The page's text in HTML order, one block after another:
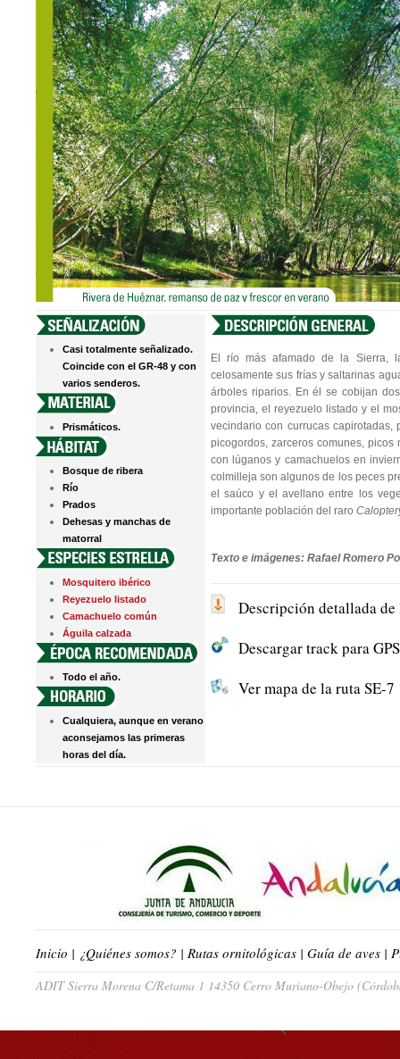
Casi totalmente señalizado.
Coincide con el GR-48 y con
varios senderos.
Prismáticos.
Bosque de ribera
Río
Prados
Dehesas y manchas de
matorral
Mosquitero ibérico
Reyezuelo listado
Camachuelo común
Águila calzada
Todo el año.
Cualquiera, aunque en verano
aconsejamos las primeras
horas del día.
El río más afamado de la Sierra,
celosamente sus frías y saltarinas
árboles riparios. En él se cobijan
provincia, el reyezuelo listado y el
vecindario con currucas capirotadas,
picogordos, zarceros comunes,
con lúganos y camachuelos en
colmilleja son algunos de los peces
el saúco y el avellano entre los
importante población del raro
Texto e imágenes: Rafael Romero
Descripción detallada de
Descargar track para
Ver mapa de la ruta SE-7
Inicio | ¿Quiénes somos? | Rutas ornitológicas | Guía de aves |
ADIT Sierra Morena C/Retama 1 14350 Cerro Muriano-Obejo